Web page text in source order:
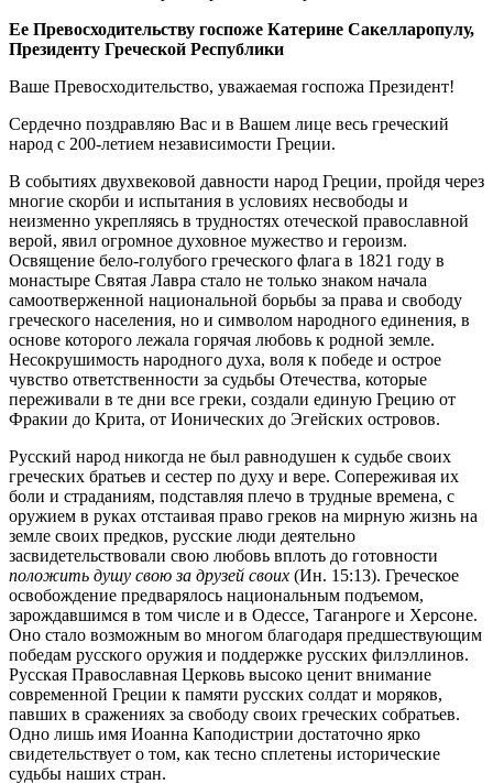
Ее Превосходительству госпоже Катерине Сакелларопулу,
Президенту Греческой Республики
Ваше Превосходительство, уважаемая госпожа Президент!
Сердечно поздравляю Вас и в Вашем лице весь греческий
народ с 200-летием независимости Греции.
В событиях двухвековой давности народ Греции, пройдя через
многие скорби и испытания в условиях несвободы и
неизменно укрепляясь в трудностях отеческой православной
верой, явил огромное духовное мужество и героизм.
Освящение бело-голубого греческого флага в 1821 году в
монастыре Святая Лавра стало не только знаком начала
самоотверженной национальной борьбы за права и свободу
греческого населения, но и символом народного единения, в
основе которого лежала горячая любовь к родной земле.
Несокрушимость народного духа, воля к победе и острое
чувство ответственности за судьбы Отечества, которые
переживали в те дни все греки, создали единую Грецию от
Фракии до Крита, от Ионических до Эгейских островов.
Русский народ никогда не был равнодушен к судьбе своих
греческих братьев и сестер по духу и вере. Сопереживая их
боли и страданиям, подставляя плечо в трудные времена, с
оружием в руках отстаивая право греков на мирную жизнь на
земле своих предков, русские люди деятельно
засвидетельствовали свою любовь вплоть до готовности
положить душу свою за друзей своих (Ин. 15:13). Греческое
освобождение предварялось национальным подъемом,
зарождавшимся в том числе и в Одессе, Таганроге и Херсоне.
Оно стало возможным во многом благодаря предшествующим
победам русского оружия и поддержке русских филэллинов.
Русская Православная Церковь высоко ценит внимание
современной Греции к памяти русских солдат и моряков,
павших в сражениях за свободу своих греческих собратьев.
Одно лишь имя Иоанна Каподистрии достаточно ярко
свидетельствует о том, как тесно сплетены исторические
судьбы наших стран.